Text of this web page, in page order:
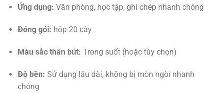
Ứng dụng: Văn phòng, học tập, ghi chép nhanh chóng
Đóng gói: hộp 20 cây
Màu sắc thân bút: Trong suốt (hoặc tùy chọn)
Độ bền: Sử dụng lâu dài, không bị mòn ngòi nhanh
chóng